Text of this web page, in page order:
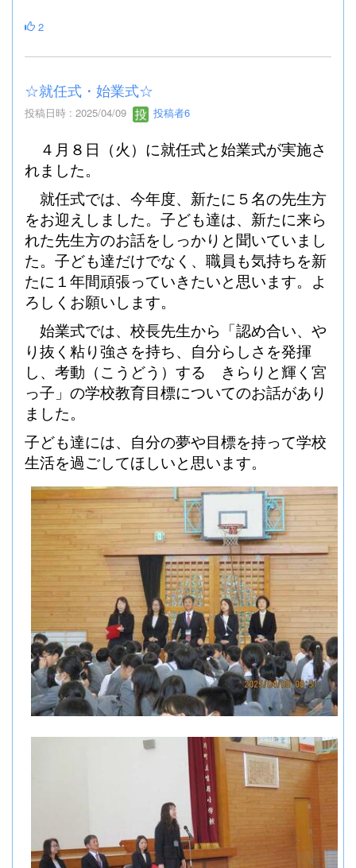
2
☆就任式・始業式☆
投稿日時 : 2025/04/09 投稿者6
４月８日（火）に就任式と始業式が実施さ
れました。
就任式では、今年度、新たに５名の先生方
をお迎えしました。子ども達は、新たに来ら
れた先生方のお話をしっかりと聞いていまし
た。子ども達だけでなく、職員も気持ちを新
たに１年間頑張っていきたいと思います。よ
ろしくお願いします。
始業式では、校長先生から「認め合い、や
り抜く粘り強さを持ち、自分らしさを発揮
し、考動（こうどう）する きらりと輝く宮
っ子」の学校教育目標についてのお話があり
ました。
子ども達には、自分の夢や目標を持って学校
生活を過ごしてほしいと思います。